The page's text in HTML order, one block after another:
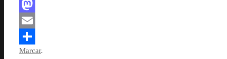
Facebook
Mastodon
Email
Compartir
Marcar.